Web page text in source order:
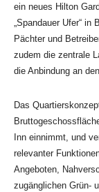
ein neues Hilton
„Spandauer Ufer“
Pächter und
zudem die zentrale
die Anbindung an
Das
Inn einnimmt, und
relevanter
Angeboten,
zugänglichen Grün-